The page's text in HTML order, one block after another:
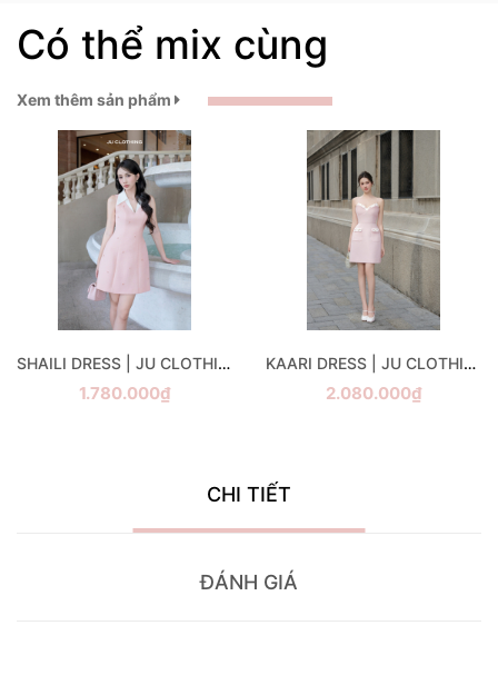
Có thể mix cùng
Xem thêm sản phẩm
SHAILI DRESS | JU CLOTHING
1.780.000₫
KAARI DRESS | JU CLOTHING
2.080.000₫
CHI TIẾT
ĐÁNH GIÁ